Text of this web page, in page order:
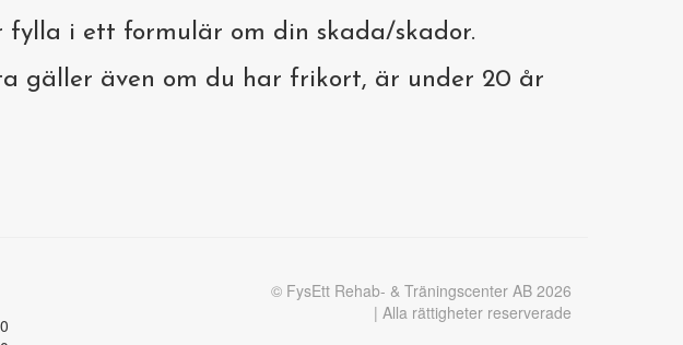
fylla i ett formulär om din skada/skador.
gäller även om du har frikort, är under 20 år
© FysEtt Rehab- & Träningscenter AB 2026
| Alla rättigheter reserverade